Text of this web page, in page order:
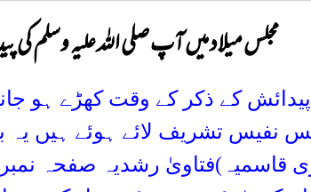
مجلس میلاد میں آپ صلی اللہ علیہ وسلم
کے ذکر کے وقت کھڑے ہو
نفیس تشریف لائے ہوئے ہیں یہ
رشدیہ صفحہ نمبر 120 سفر امداد الفتاوی جلد نمبر 6 صفحہ نمبر 337